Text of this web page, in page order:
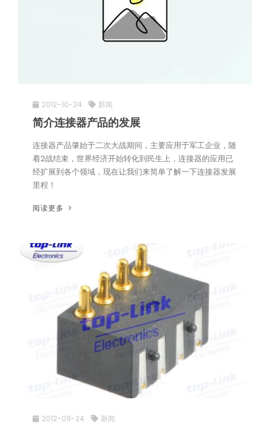
2012-10-24 新闻
简介连接器产品的发展
连接器产品肇始于二次大战期间，主要应用于军工企业，随
着2战结束，世界经济开始转化到民生上，连接器的应用已
经扩展到各个领域，现在让我们来简单了解一下连接器发展
里程！
阅读更多
2012-09-24 新闻